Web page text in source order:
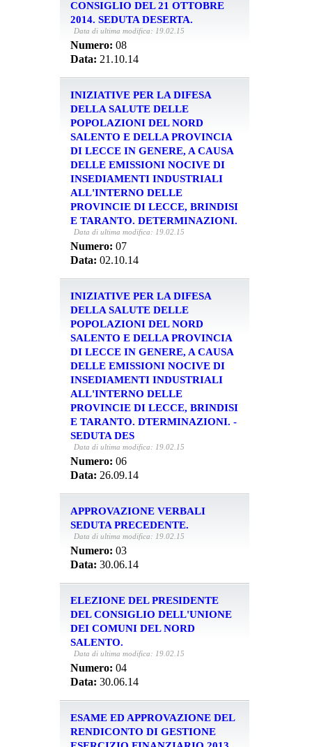
CONSIGLIO DEL 21 OTTOBRE
2014. SEDUTA DESERTA.
Data di ultima modifica: 19.02.15
Numero: 08
Data: 21.10.14
INIZIATIVE PER LA DIFESA
DELLA SALUTE DELLE
POPOLAZIONI DEL NORD
SALENTO E DELLA PROVINCIA
DI LECCE IN GENERE, A CAUSA
DELLE EMISSIONI NOCIVE DI
INSEDIAMENTI INDUSTRIALI
ALL'INTERNO DELLE
PROVINCIE DI LECCE, BRINDISI
E TARANTO. DETERMINAZIONI.
Data di ultima modifica: 19.02.15
Numero: 07
Data: 02.10.14
INIZIATIVE PER LA DIFESA
DELLA SALUTE DELLE
POPOLAZIONI DEL NORD
SALENTO E DELLA PROVINCIA
DI LECCE IN GENERE, A CAUSA
DELLE EMISSIONI NOCIVE DI
INSEDIAMENTI INDUSTRIALI
ALL'INTERNO DELLE
PROVINCIE DI LECCE, BRINDISI
E TARANTO. DTERMINAZIONI. -
SEDUTA DES
Data di ultima modifica: 19.02.15
Numero: 06
Data: 26.09.14
APPROVAZIONE VERBALI
SEDUTA PRECEDENTE.
Data di ultima modifica: 19.02.15
Numero: 03
Data: 30.06.14
ELEZIONE DEL PRESIDENTE
DEL CONSIGLIO DELL'UNIONE
DEI COMUNI DEL NORD
SALENTO.
Data di ultima modifica: 19.02.15
Numero: 04
Data: 30.06.14
ESAME ED APPROVAZIONE DEL
RENDICONTO DI GESTIONE